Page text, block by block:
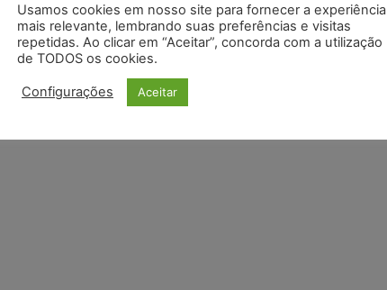
Usamos cookies em nosso site para fornecer a experiência
mais relevante, lembrando suas preferências e visitas
repetidas. Ao clicar em “Aceitar”, concorda com a utilização
de TODOS os cookies.
Configurações Aceitar